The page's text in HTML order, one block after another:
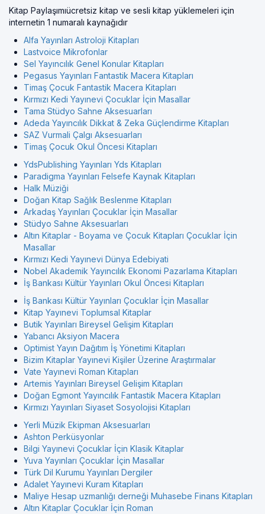
Kitap Paylaşımıücretsiz kitap ve sesli kitap yüklemeleri için
internetin 1 numaralı kaynağıdır
Alfa Yayınları Astroloji Kitapları
Lastvoice Mikrofonlar
Sel Yayıncılık Genel Konular Kitapları
Pegasus Yayınları Fantastik Macera Kitapları
Timaş Çocuk Fantastik Macera Kitapları
Kırmızı Kedi Yayınevi Çocuklar İçin Masallar
Tama Stüdyo Sahne Aksesuarları
Adeda Yayıncılık Dikkat & Zeka Güçlendirme Kitapları
SAZ Vurmali Çalgı Aksesuarları
Timaş Çocuk Okul Öncesi Kitapları
YdsPublishing Yayınları Yds Kitapları
Paradigma Yayınları Felsefe Kaynak Kitapları
Halk Müziği
Doğan Kitap Sağlık Beslenme Kitapları
Arkadaş Yayınları Çocuklar İçin Masallar
Stüdyo Sahne Aksesuarları
Altın Kitaplar - Boyama ve Çocuk Kitapları Çocuklar İçin
Masallar
Kırmızı Kedi Yayınevi Dünya Edebiyati
Nobel Akademik Yayıncılık Ekonomi Pazarlama Kitapları
İş Bankası Kültür Yayınları Okul Öncesi Kitapları
İş Bankası Kültür Yayınları Çocuklar İçin Masallar
Kitap Yayınevi Toplumsal Kitaplar
Butik Yayınları Bireysel Gelişim Kitapları
Yabancı Aksiyon Macera
Optimist Yayın Dağıtım İş Yönetimi Kitapları
Bizim Kitaplar Yayınevi Kişiler Üzerine Araştırmalar
Vate Yayınevi Roman Kitapları
Artemis Yayınları Bireysel Gelişim Kitapları
Doğan Egmont Yayıncılık Fantastik Macera Kitapları
Kırmızı Yayınları Siyaset Sosyolojisi Kitapları
Yerli Müzik Ekipman Aksesuarları
Ashton Perküsyonlar
Bilgi Yayınevi Çocuklar İçin Klasik Kitaplar
Yuva Yayınları Çocuklar İçin Masallar
Türk Dil Kurumu Yayınları Dergiler
Adalet Yayınevi Kuram Kitapları
Maliye Hesap uzmanlığı derneği Muhasebe Finans Kitapları
Altın Kitaplar Çocuklar İçin Roman